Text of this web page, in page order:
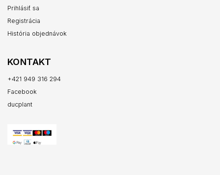
Prihlásiť sa
Registrácia
História objednávok
KONTAKT
+421 949 316 294
Facebook
ducplant